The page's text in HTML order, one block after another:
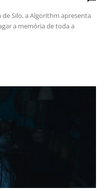
Silo, a Algorithm apresenta
a memória de toda a